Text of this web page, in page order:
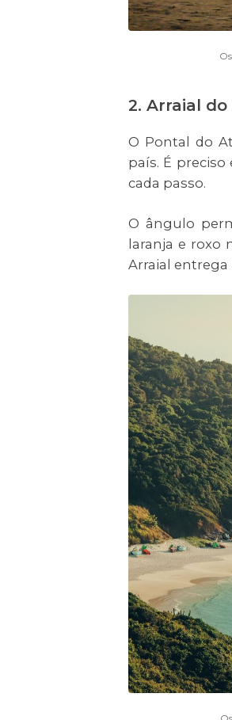
2. Arraial
O Pontal do
país. É
cada passo.
O ângulo
laranja e roxo
Arraial entrega